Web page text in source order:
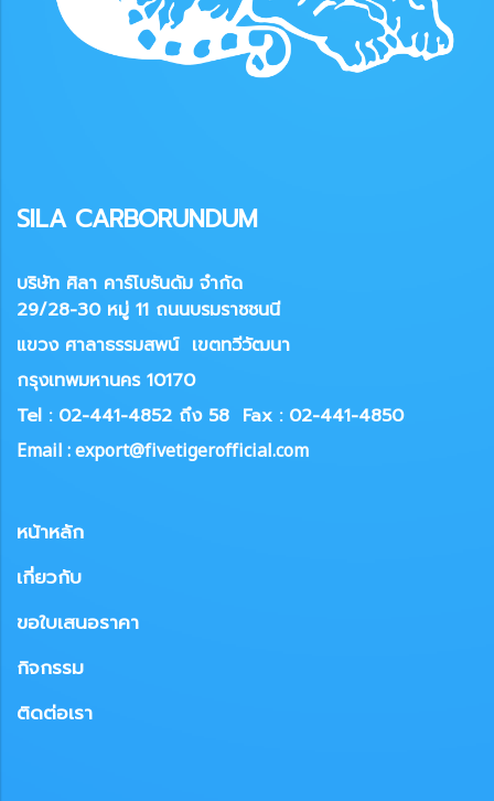
SILA CARBORUNDUM
บริษัท ศิลา คาร์โบรันดัม จำกัด
29/28-30 หมู่ 11 ถนนบรมราชชนนี
แขวง ศาลาธรรมสพน์ เขตทวีวัฒนา
กรุงเทพมหานคร 10170
Tel : 02-441-4852 ถึง 58 Fax : 02-441-4850
Email : export@fivetigerofficial.com
หน้าหลัก
เกี่ยวกับ
ขอใบเสนอราคา
กิจกรรม
ติดต่อเรา